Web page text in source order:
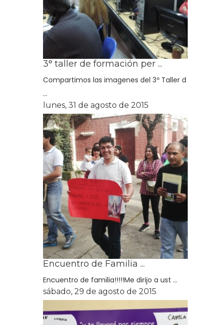
3° taller de formación per ...
Compartimos las imagenes del 3º Taller d
...
lunes, 31 de agosto de 2015
Encuentro de Familia ...
Encuentro de familia!!!!!Me dirijo a ust ...
sábado, 29 de agosto de 2015